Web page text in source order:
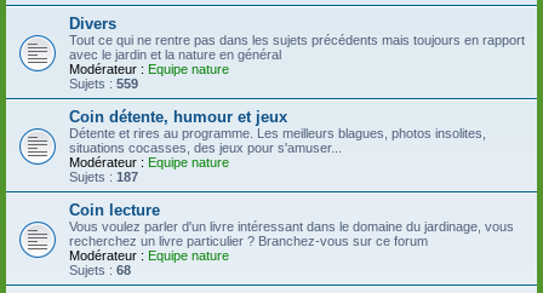
Divers
Tout ce qui ne rentre pas dans les sujets précédents mais toujours en rapport
avec le jardin et la nature en général
Modérateur : Equipe nature
Sujets : 559
Coin détente, humour et jeux
Détente et rires au programme. Les meilleurs blagues, photos insolites,
situations cocasses, des jeux pour s'amuser...
Modérateur : Equipe nature
Sujets : 187
Coin lecture
Vous voulez parler d'un livre intéressant dans le domaine du jardinage, vous
recherchez un livre particulier ? Branchez-vous sur ce forum
Modérateur : Equipe nature
Sujets : 68